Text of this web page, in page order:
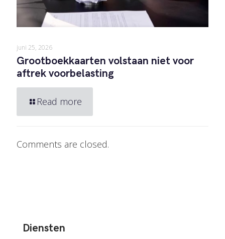
juni 25, 2026
Grootboekkaarten volstaan niet voor
aftrek voorbelasting
Read more
Comments are closed.
Diensten